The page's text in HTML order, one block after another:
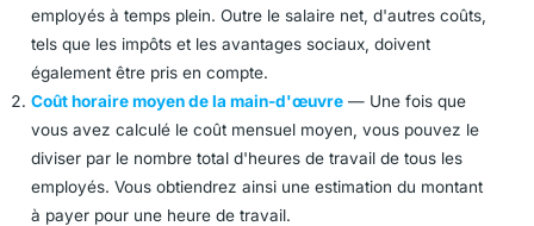
employés à temps plein. Outre le salaire net, d'autres coûts,
tels que les impôts et les avantages sociaux, doivent
également être pris en compte.
Coût horaire moyen de la main-d'œuvre — Une fois que
vous avez calculé le coût mensuel moyen, vous pouvez le
diviser par le nombre total d'heures de travail de tous les
employés. Vous obtiendrez ainsi une estimation du montant
à payer pour une heure de travail.